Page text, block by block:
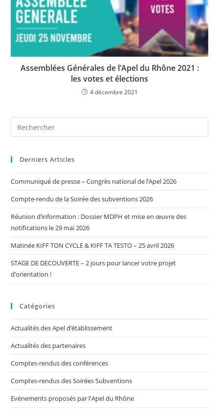
Assemblées Générales de l’Apel du Rhône 2021 :
les votes et élections
4 décembre 2021
Derniers Articles
Communiqué de presse – Congrès national de l’Apel 2026
Compte-rendu de la Soirée des subventions 2026
Réunion d’information : Dossier MDPH et mise en œuvre des
notifications le 29 mai 2026
Matinée KIFF TON CYCLE & KIFF TA TESTO – 25 avril 2026
STAGE DE DECOUVERTE – 2 jours pour lancer votre projet
d’orientation !
Catégories
Actualités des Apel d’établissement
Actualités des partenaires
Comptes-rendus des conférences
Comptes-rendus des Soirées Subventions
Evénements proposés par l'Apel du Rhône